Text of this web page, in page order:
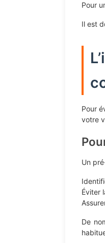
Pour
Il est
Pour
votre
Un
Éviter
De